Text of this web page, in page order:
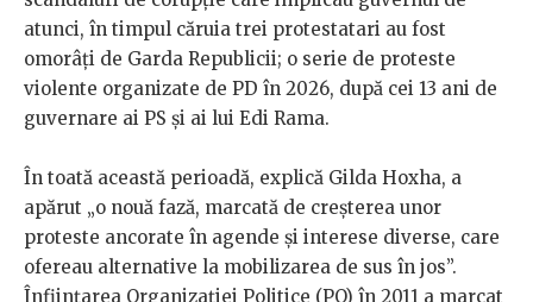
atunci, în timpul căruia trei protestatari au fost
omorâți de Garda Republicii; o serie de proteste
violente organizate de PD în 2026, după cei 13 ani de
guvernare ai PS și ai lui Edi Rama.
În toată această perioadă, explică Gilda Hoxha, a
apărut „o nouă fază, marcată de creșterea unor
proteste ancorate în agende și interese diverse, care
ofereau alternative la mobilizarea de sus în jos”.
Înființarea Organizației Politice (PO) în 2011 a marcat